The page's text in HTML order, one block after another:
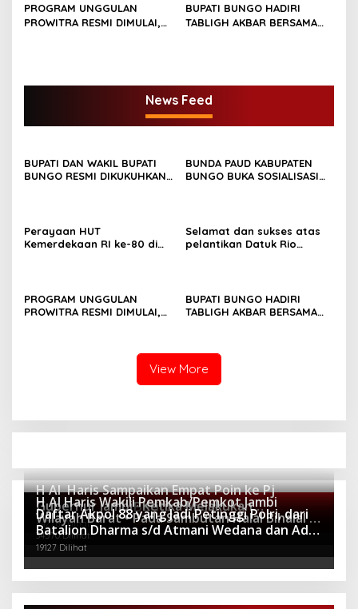
PROGRAM UNGGULAN
PROWITRA RESMI DIMULAI,
BUPATI BUNGO HADIRI
TABLIGH AKBAR BERSAMA
News Feed
BUPATI DAN WAKIL BUPATI
BUNGO RESMI DIKUKUHKAN
BUNDA PAUD KABUPATEN
BUNGO BUKA SOSIALISASI
Perayaan HUT
Kemerdekaan RI ke-80 di
Selamat dan sukses atas
pelantikan Datuk Rio
PROGRAM UNGGULAN
PROWITRA RESMI DIMULAI,
BUPATI BUNGO HADIRI
TABLIGH AKBAR BERSAMA
View More
Berita Populer
H Al Haris Sampaikan Empat Poin ke Pj
Gubernur Jambi · Ketika Melakukan
Kunjungan Kerja ke Merangin
64276 Dilihat
H Al Haris Wakili Pemkab/Pemkot Jambi
Wilayah Barat • Pada Sambutan Halal Bihalal di
Gubernuran
34570 Dilihat
Daftar Akpol 88 yang Jadi Petinggi Polri, dari
Batalion Dharma s/d Atmani Wedana dan Adhi
Pradana
19127 Dilihat